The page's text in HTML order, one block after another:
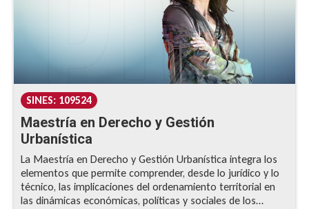
SINES: 109524
Maestría en Derecho y Gestión
Urbanística
La Maestría en Derecho y Gestión Urbanística integra los
elementos que permite comprender, desde lo jurídico y lo
técnico, las implicaciones del ordenamiento territorial en
las dinámicas económicas, políticas y sociales de los